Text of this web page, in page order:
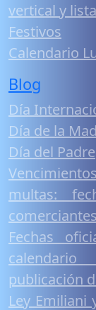
vertical y
Festivos
Calendario
Blog
Día
Día de la
Día del Padre
multas:
comerciantes
Fechas
publicación
Ley Emiliani